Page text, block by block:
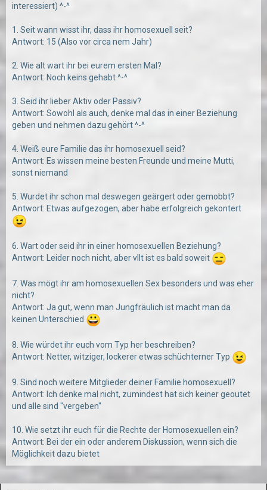
interessiert) ^-^
1. Seit wann wisst ihr, dass ihr homosexuell seit?
Antwort: 15 (Also vor circa nem Jahr)
2. Wie alt wart ihr bei eurem ersten Mal?
Antwort: Noch keins gehabt ^-^
3. Seid ihr lieber Aktiv oder Passiv?
Antwort: Sowohl als auch, denke mal das in einer Beziehung
geben und nehmen dazu gehört ^-^
4. Weiß eure Familie das ihr homosexuell seid?
Antwort: Es wissen meine besten Freunde und meine Mutti,
sonst niemand
5. Wurdet ihr schon mal deswegen geärgert oder gemobbt?
Antwort: Etwas aufgezogen, aber habe erfolgreich gekontert
6. Wart oder seid ihr in einer homosexuellen Beziehung?
Antwort: Leider noch nicht, aber vllt ist es bald soweit
7. Was mögt ihr am homosexuellen Sex besonders und was eher
nicht?
Antwort: Ja gut, wenn man Jungfräulich ist macht man da
keinen Unterschied
8. Wie würdet ihr euch vom Typ her beschreiben?
Antwort: Netter, witziger, lockerer etwas schüchterner Typ
9. Sind noch weitere Mitglieder deiner Familie homosexuell?
Antwort: Ich denke mal nicht, zumindest hat sich keiner geoutet
und alle sind "vergeben"
10. Wie setzt ihr euch für die Rechte der Homosexuellen ein?
Antwort: Bei der ein oder anderem Diskussion, wenn sich die
Möglichkeit dazu bietet